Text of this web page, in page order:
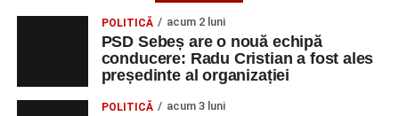
POLITICĂ acum 2 luni
PSD Sebeș are o nouă echipă
conducere: Radu Cristian a fost ales
președinte al organizației
POLITICĂ acum 3 luni